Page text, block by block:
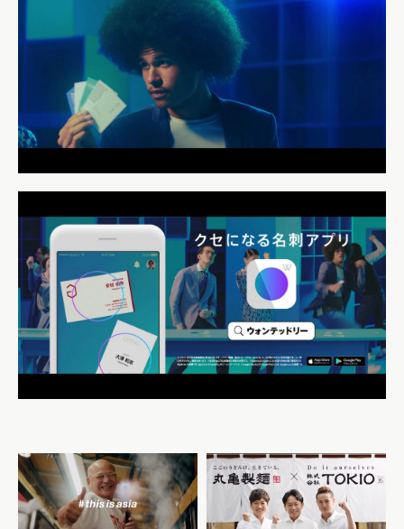
NISSIN # this is asia /
promo
丸亀製麺×株式会社TOKIO う
どんで日本に元気を届けるキ
ッチンカー